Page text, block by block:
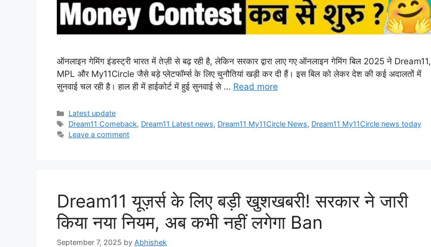
ऑनलाइन गेमिंग इंडस्ट्री भारत में तेज़ी से बढ़ रही है, लेकिन सरकार द्वारा लाए गए ऑनलाइन गेमिंग बिल 2025 ने Dream11,
MPL और My11Circle जैसे बड़े प्लेटफॉर्म्स के लिए चुनौतियां खड़ी कर दी हैं। इस बिल को लेकर देश की कई अदालतों में
सुनवाई चल रही है। हाल ही में हाईकोर्ट में हुई सुनवाई से … Read more
Categories
Latest update
Tags
Dream11 Comeback, Dream11 Latest news, Dream11 My11Circle News, Dream11 My11Circle news today
Leave a comment
Dream11 यूज़र्स के लिए बड़ी खुशखबरी! सरकार ने जारी
किया नया नियम, अब कभी नहीं लगेगा Ban
September 7, 2025 by Abhishek